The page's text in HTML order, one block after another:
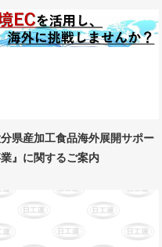
分県産加工食品海外展開サポー
業』に関するご案内